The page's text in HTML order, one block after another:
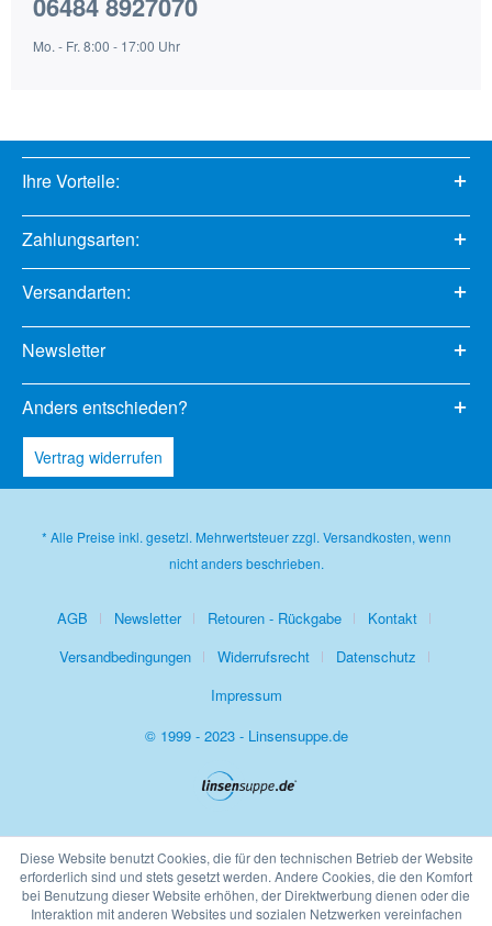
Mo. - Fr. 8:00 - 17:00 Uhr
Ihre Vorteile:
Zahlungsarten:
Versandarten:
Newsletter
Anders entschieden?
Vertrag widerrufen
* Alle Preise inkl. gesetzl. Mehrwertsteuer zzgl. Versandkosten, wenn
nicht anders beschrieben.
AGB Newsletter Retouren - Rückgabe
Kontakt
Versandbedingungen
Widerrufsrecht
Datenschutz
Impressum
© 1999 - 2023 - Linsensuppe.de
Diese Website benutzt Cookies, die für den technischen Betrieb der Website
erforderlich sind und stets gesetzt werden. Andere Cookies, die den Komfort
bei Benutzung dieser Website erhöhen, der Direktwerbung dienen oder die
Interaktion mit anderen Websites und sozialen Netzwerken vereinfachen